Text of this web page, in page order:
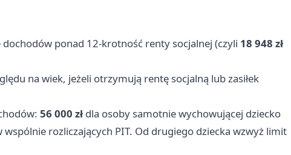
ponad 12-krotność renty socjalnej (czyli 18 948 zł
na wiek, jeżeli otrzymują rentę socjalną lub zasiłek
56 000 zł dla osoby samotnie wychowującej dziecko
wspólnie rozliczających PIT. Od drugiego dziecka wzwyż limit